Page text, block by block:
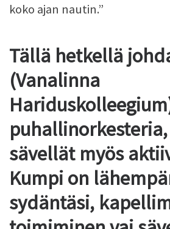
koko ajan nautin.”
Tällä hetkellä
(Vanalinna
sävellät myös
Kumpi on
sydäntäsi,